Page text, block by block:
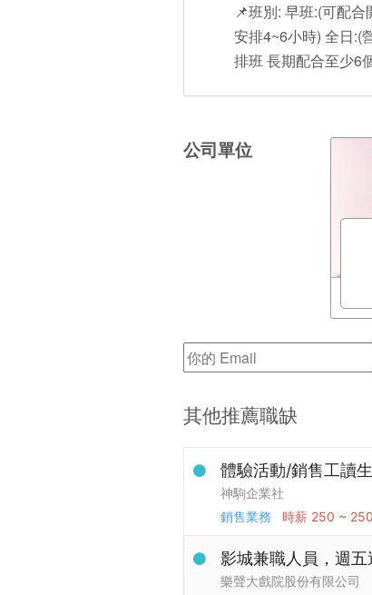
📌班別: 早班:(可配
安排4~6小時) 全日:(
排班 長期配合至少6
公司單位
其他推薦職缺
體驗活動/銷售工讀生
神駒企業社
銷售業務
時薪 250 ~ 250
影城兼職人員，週
樂聲大戲院股份有限公司